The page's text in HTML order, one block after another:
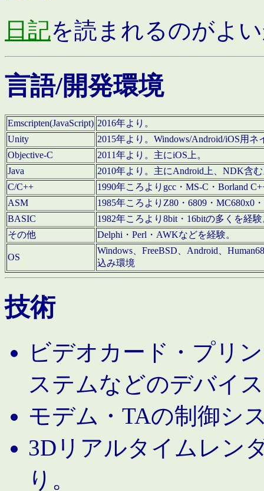
日記を読まれるのがよ
言語/開発環境
Emscripten(JavaScript) 2016年より。
Unity
2015年より。Windows/Android/iOS用
Objective-C
2011年より。主にiOS上。
Java
2010年より。主にAndroid上、NDK含
C/C++
1990年ころよりgcc・MS-C・Borland
ASM
1985年ころよりZ80・6809・MC680x0
BASIC
1982年ころより8bit・16bitの多くを経
その他
Delphi・Perl・AWKなどを経験。
OS
Windows、FreeBSD、Android、
込み環境
技術
ビデオカード・プリ
ステムなどのデバイ
モデム・TAの制御シ
3Dリアルタイムレン
り。